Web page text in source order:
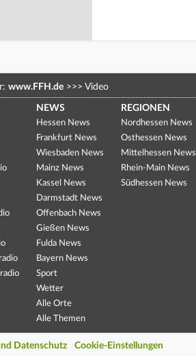
www.FFH.de >>> Video
NEWS
Hessen News
Frankfurt News
Wiesbaden News
Mainz News
Kassel News
Darmstadt News
Offenbach News
Gießen News
Fulda News
Bayern News
Sport
Wetter
Alle Orte
Alle Themen
REGIONEN
Nordhessen News
Osthessen News
Mittelhessen News
Rhein-Main News
Südhessen News
Datenschutz Cookie-Einstellungen